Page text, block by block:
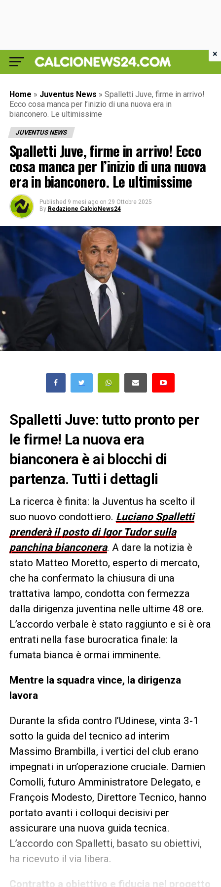
Home » Juventus News » Spalletti Juve, firme in arrivo!
Ecco cosa manca per l’inizio di una nuova era in
bianconero. Le ultimissime
JUVENTUS NEWS
Spalletti Juve, firme in arrivo! Ecco
cosa manca per l’inizio di una nuova
era in bianconero. Le ultimissime
Published 9 mesi ago on 29 Ottobre 2025
By Redazione CalcioNews24
Spalletti Juve: tutto pronto per
le firme! La nuova era
bianconera è ai blocchi di
partenza. Tutti i dettagli
La ricerca è finita: la Juventus ha scelto il
suo nuovo condottiero. Luciano Spalletti
prenderà il posto di Igor Tudor sulla
panchina bianconera. A dare la notizia è
stato Matteo Moretto, esperto di mercato,
che ha confermato la chiusura di una
trattativa lampo, condotta con fermezza
dalla dirigenza juventina nelle ultime 48 ore.
L’accordo verbale è stato raggiunto e si è ora
entrati nella fase burocratica finale: la
fumata bianca è ormai imminente.
Mentre la squadra vince, la dirigenza
lavora
Durante la sfida contro l’Udinese, vinta 3-1
sotto la guida del tecnico ad interim
Massimo Brambilla, i vertici del club erano
impegnati in un’operazione cruciale. Damien
Comolli, futuro Amministratore Delegato, e
François Modesto, Direttore Tecnico, hanno
portato avanti i colloqui decisivi per
assicurare una nuova guida tecnica.
L’accordo con Spalletti, basato su obiettivi,
ha ricevuto il via libera.
Contratto a obiettivo e fiducia nel progetto
×